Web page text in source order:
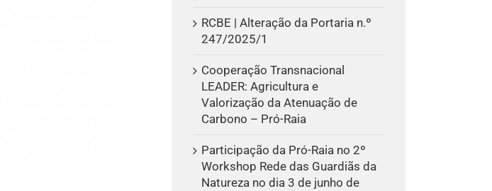
RCBE | Alteração da Portaria n.º
247/2025/1
Cooperação Transnacional
LEADER: Agricultura e
Valorização da Atenuação de
Carbono – Pró-Raia
Participação da Pró-Raia no 2º
Workshop Rede das Guardiãs da
Natureza no dia 3 de junho de